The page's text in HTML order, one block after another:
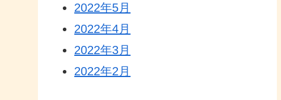
2022年5月
2022年4月
2022年3月
2022年2月